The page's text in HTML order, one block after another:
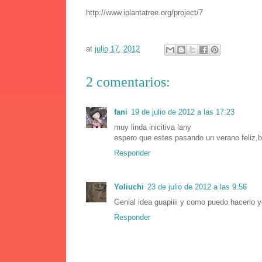
http://www.iplantatree.org/project/7
at julio 17, 2012
2 comentarios:
fani 19 de julio de 2012 a las 17:23
muy linda inicitiva lany
espero que estes pasando un verano
Responder
Yoliuchi 23 de julio de 2012 a las 9:56
Genial idea guapiiii y como puedo hacerlo
Responder